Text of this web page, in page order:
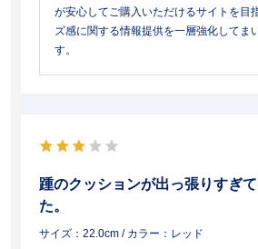
が安心してご購入いただけるサイトを目
ズ感に関する情報提供を一層強化してま
す。
踵のクッションが出っ張りすぎ
た。
サイズ：22.0cm / カラー：レッド